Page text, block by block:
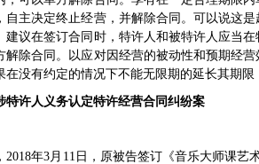
自主决定终止经营，并解除合同。可以说这
建议在签订合同时，特许人和被特许人应当
解除合同。以应对因经营的被动性和预期经
在没有约定的情况下不能无限期的延长其期
特许人义务认定特许经营合同纠纷案
2018年3月11日，原被告签订《音乐大师课